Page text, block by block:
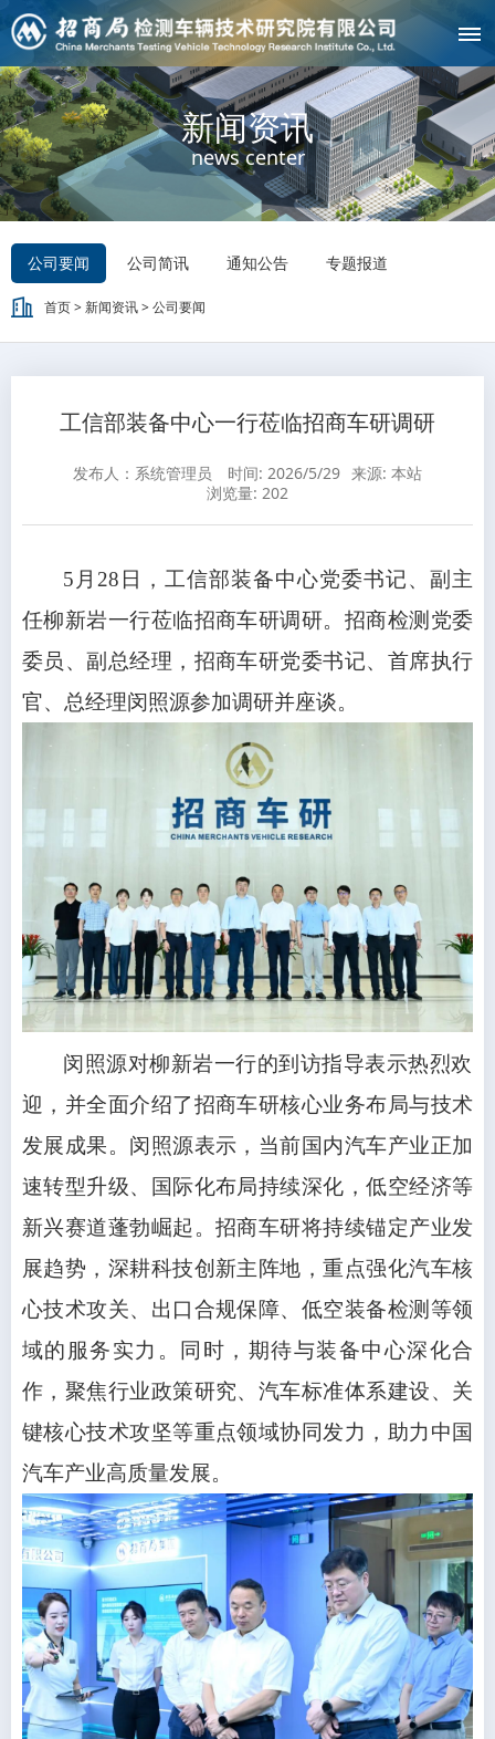
新闻资讯
news center
公司要闻 公司简讯 通知公告 专题报道
首页>新闻资讯>公司要闻
工信部装备中心一行莅临招商车研调研
发布人：系统管理员 时间: 2026/5/29 来源: 本站
浏览量: 202
5月28日，工信部装备中心党委书记、副主
任柳新岩一行莅临招商车研调研。招商检测党委
委员、副总经理，招商车研党委书记、首席执行
官、总经理闵照源参加调研并座谈。
闵照源对柳新岩一行的到访指导表示热烈欢
迎，并全面介绍了招商车研核心业务布局与技术
发展成果。闵照源表示，当前国内汽车产业正加
速转型升级、国际化布局持续深化，低空经济等
新兴赛道蓬勃崛起。招商车研将持续锚定产业发
展趋势，深耕科技创新主阵地，重点强化汽车核
心技术攻关、出口合规保障、低空装备检测等领
域的服务实力。同时，期待与装备中心深化合
作，聚焦行业政策研究、汽车标准体系建设、关
键核心技术攻坚等重点领域协同发力，助力中国
汽车产业高质量发展。